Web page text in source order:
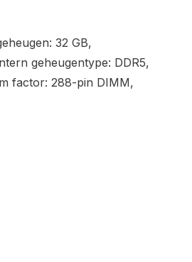
32 GB,
geheugentype: DDR5,
factor: 288-pin DIMM,